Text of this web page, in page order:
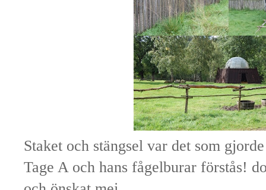
Staket och stängsel var det som
Tage A och hans fågelburar förstås!